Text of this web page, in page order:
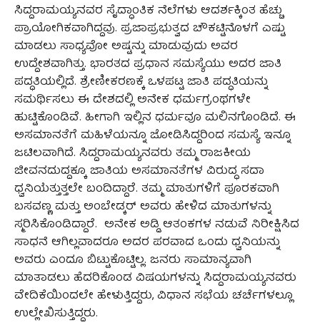
ಸಿದ್ದರಾಮಯ್ಯನವರ ಸೈದ್ಧಾಂತಿಕ ನೆಲೆಗಳು ಆದರ್ಶಕ್ಕಿಂತ ಹೆಚ್ಚು
ಪ್ರಾಯೋಗಿಕವಾಗಿದ್ದವು. ಪ್ರಜಾಪ್ರಭುತ್ವದ ಚೌಕಟ್ಟಿನೊಳಗೆ ಎಷ್ಟು
ಮಾಡಲು ಸಾಧ್ಯವೋ ಅಷ್ಟನ್ನು ಮಾಡುವುದು ಅವರ
ಉದ್ದೇಶವಾಗಿತ್ತು. ಭಾರತದ ಪ್ರಧಾನ ಸಮಸ್ಯೆಯು ಅದರ ಜಾತಿ
ಪದ್ಧತಿಯಲ್ಲಿದೆ. ಶ್ರೇಣೀಕರಣಕ್ಕೆ ಒಳಪಟ್ಟ ಜಾತಿ ಪದ್ಧತಿಯನ್ನು
ಸಮರ್ಥಿಸಲು ಈ ದೇಶದಲ್ಲಿ ಅನೇಕ ಧರ್ಮಗ್ರಂಥಗಳೇ
ಹುಟ್ಟಿಕೊಂಡಿವೆ. ಹೀಗಾಗಿ ಇಲ್ಲಿನ ಧರ್ಮವೂ ಮಲಿನಗೊಂಡಿದೆ. ಈ
ಅಸಮಾನತೆಗೆ ಮಹಿಳೆಯನ್ನೂ ಜೋಡಿಸಿದ್ದರಿಂದ ಸಮಸ್ಯೆ ಇನ್ನೂ
ಜಟಿಲವಾಗಿದೆ. ಸಿದ್ದರಾಮಯ್ಯನವರು ತಮ್ಮ ರಾಜಕೀಯ
ಜೀವನದುದ್ದಕ್ಕೂ ಜಾತಿಯ ಅಸಮಾನತೆಗಳ ವಿರುದ್ಧ ಸದಾ
ಧ್ವನಿಯೆತ್ತುತ್ತಲೇ ಬಂದಿದ್ದಾರೆ. ತಮ್ಮ ಮಾತುಗಳಿಗೆ ಪೂರಕವಾಗಿ
ಬಸವಣ್ಣ ಮತ್ತು ಅಂಬೇಡ್ಕರ್‌ ಅವರು ಹೇಳಿದ ಮಾತುಗಳನ್ನು
ಸ್ಮರಿಸಿಕೊಂಡಿದ್ದಾರೆ. ಅನೇಕ ಅಡ್ಡಿ ಆತಂಕಗಳ ನಡುವೆ ನಿರೀಕ್ಷಿಸಿದ
ಸಾಧನೆ ಆಗಿಲ್ಲವಾದರೂ ಅದರ ಪರವಾದ ಒಂದು ಧ್ವನಿಯನ್ನು
ಅವರು ಎಂದೂ ಬಿಟ್ಟುಕೊಟ್ಟಿಲ್ಲ. ಜನರು ಸಾಮಾನ್ಯವಾಗಿ
ಮಾತಾಡಲು ಹೆದರಿಕೊಂಡ ವಿಷಯಗಳನ್ನು ಸಿದ್ದರಾಮಯ್ಯನವರು
ವೇದಿಕೆಯಿಂದಲೇ ಹೇಳುತ್ತಿದ್ದರು, ವಿಧಾನ ಸಭೆಯ ಚರ್ಚೆಗಳಲ್ಲೂ
ಉಲ್ಲೇಖಿಸುತ್ತಿದ್ದರು.